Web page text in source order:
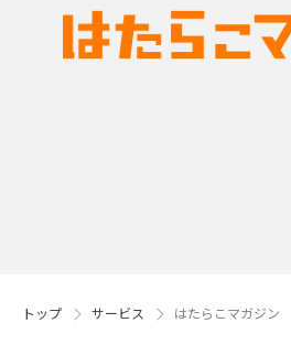
トップ サービス はたらこマガジン